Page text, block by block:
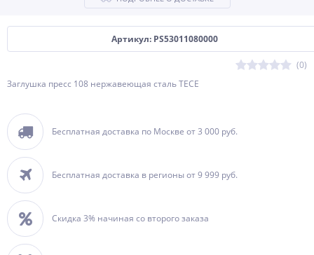
Артикул: PS53011080000
(0)
Заглушка пресс 108 нержавеющая сталь TECE
Бесплатная доставка по Москве от 3 000 руб.
Бесплатная доставка в регионы от 9 999 руб.
Скидка 3% начиная со второго заказа